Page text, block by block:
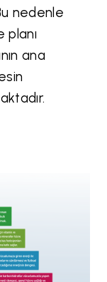
nedenle
ana